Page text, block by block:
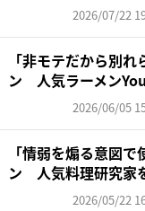
2026/07/22
「非モテだから別
ン 人気ラーメン
2026/06/05
「情弱を煽る意図
ン 人気料理研究家
2026/05/22